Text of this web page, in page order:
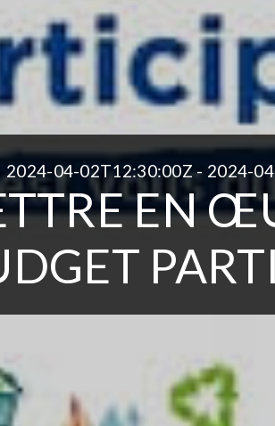
2024-04-02T12:30:00Z - 2024-
EN